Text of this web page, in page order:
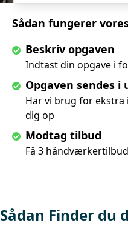
Sådan fungerer
Beskriv opgaven
Indtast din opgave i
Opgaven sendes i
Har vi brug for
dig op
Modtag tilbud
Få 3
Sådan Finder du